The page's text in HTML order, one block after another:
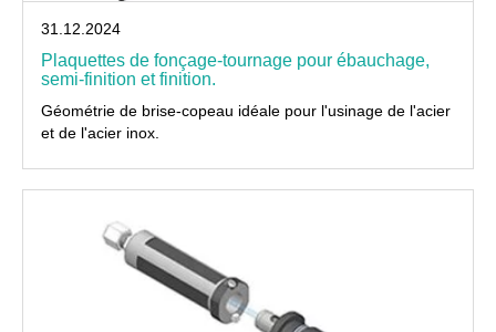
31.12.2024
Plaquettes de fonçage-tournage pour ébauchage,
semi-finition et finition.
Géométrie de brise-copeau idéale pour l'usinage de l'acier
et de l'acier inox.